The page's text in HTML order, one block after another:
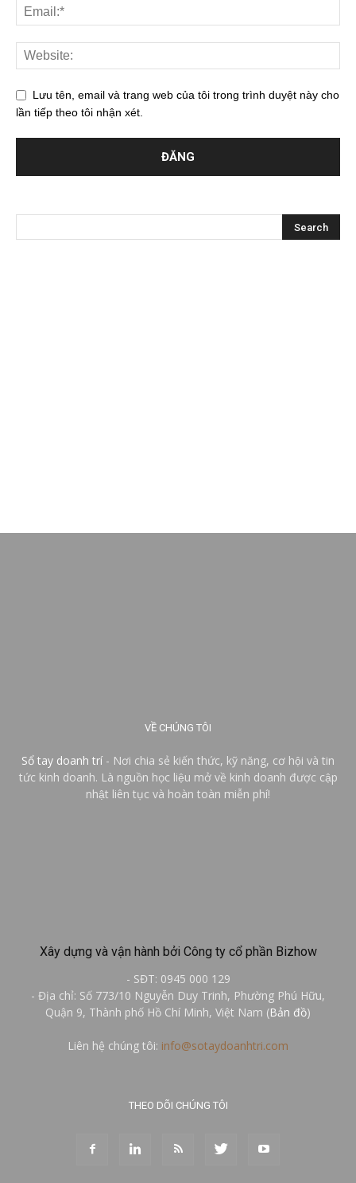
Lưu tên, email và trang web của tôi trong trình duyệt này cho
lần tiếp theo tôi nhận xét.
VỀ CHÚNG TÔI
Sổ tay doanh trí - Nơi chia sẻ kiến thức, kỹ năng, cơ hội và tin
tức kinh doanh. Là nguồn học liệu mở về kinh doanh được cập
nhật liên tục và hoàn toàn miễn phí!
Xây dựng và vận hành bởi Công ty cổ phần Bizhow
- SĐT: 0945 000 129
- Địa chỉ: Số 773/10 Nguyễn Duy Trinh, Phường Phú Hữu,
Quận 9, Thành phố Hồ Chí Minh, Việt Nam (Bản đồ)
Liên hệ chúng tôi: info@sotaydoanhtri.com
THEO DÕI CHÚNG TÔI